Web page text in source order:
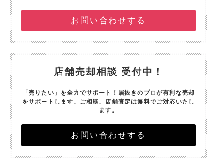
お問い合わせする
店舗売却相談 受付中！
「売りたい」を全力でサポート！ 居抜きのプロが有利な売却
をサポートします。 ご相談、店舗査定は無料でご対応いたし
ます。
お問い合わせする